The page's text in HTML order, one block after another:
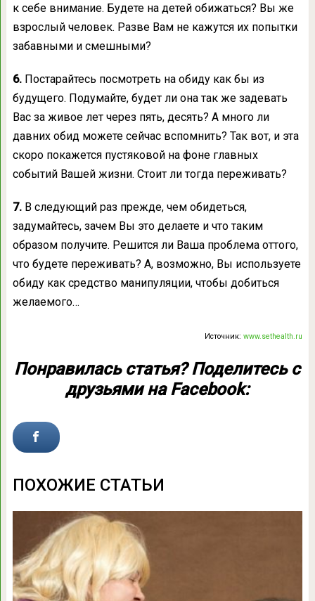
к себе внимание. Будете на детей обижаться? Вы же
взрослый человек. Разве Вам не кажутся их попытки
забавными и смешными?
6.Постарайтесь посмотреть на обиду как бы из
будущего. Подумайте, будет ли она так же задевать
Вас за живое лет через пять, десять? А много ли
давних обид можете сейчас вспомнить? Так вот, и эта
скоро покажется пустяковой на фоне главных
событий Вашей жизни. Стоит ли тогда переживать?
7.В следующий раз прежде, чем обидеться,
задумайтесь, зачем Вы это делаете и что таким
образом получите. Решится ли Ваша проблема оттого,
что будете переживать? А, возможно, Вы используете
обиду как средство манипуляции, чтобы добиться
желаемого…
Источник:www.sethealth.ru
Понравилась статья?Поделитесь с
друзьями на Facebook:
ПОХОЖИЕ СТАТЬИ